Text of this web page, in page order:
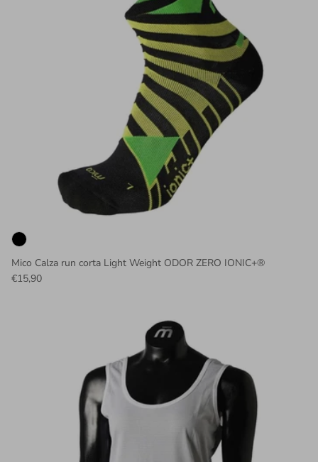
Mico Calza run corta Light Weight ODOR ZERO IONIC+®
€15,90